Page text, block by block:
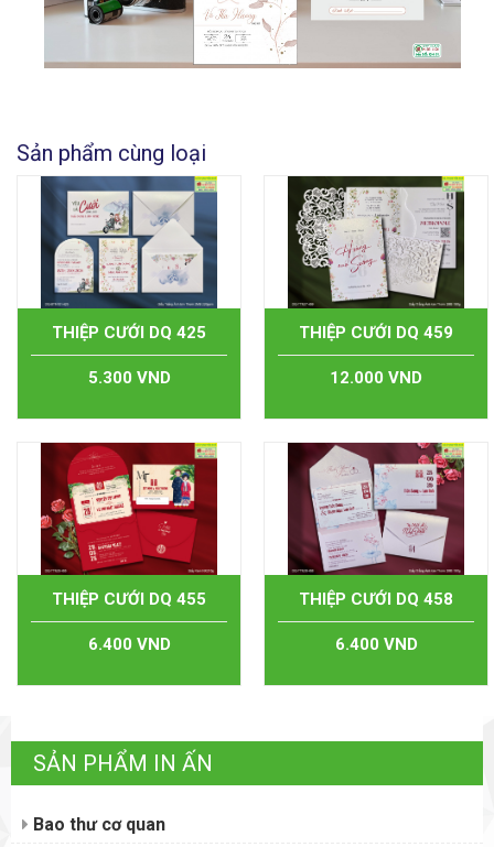
Sản phẩm cùng loại
THIỆP CƯỚI DQ 425
5.300 VND
THIỆP CƯỚI DQ 459
12.000 VND
THIỆP CƯỚI DQ 455
6.400 VND
THIỆP CƯỚI DQ 458
6.400 VND
SẢN PHẨM IN ẤN
Bao thư cơ quan